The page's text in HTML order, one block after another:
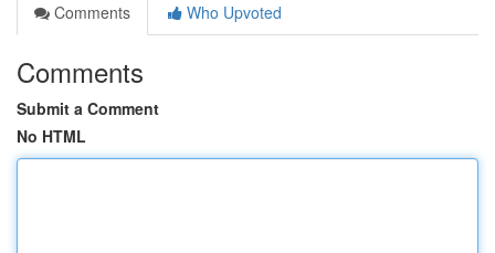
Comments
Who Upvoted
Comments
Submit a Comment
No HTML